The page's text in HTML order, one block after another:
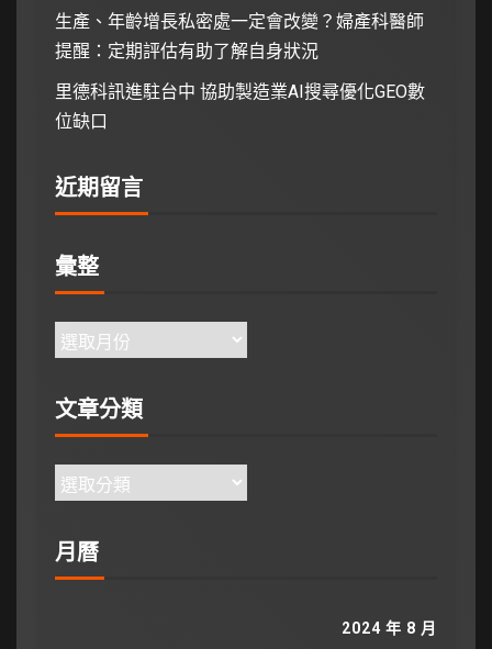
生產、年齡增長私密處一定會改變？婦產科醫師
提醒：定期評估有助了解自身狀況
里德科訊進駐台中 協助製造業AI搜尋優化GEO數
位缺口
近期留言
彙整
文章分類
月曆
2024 年 8 月